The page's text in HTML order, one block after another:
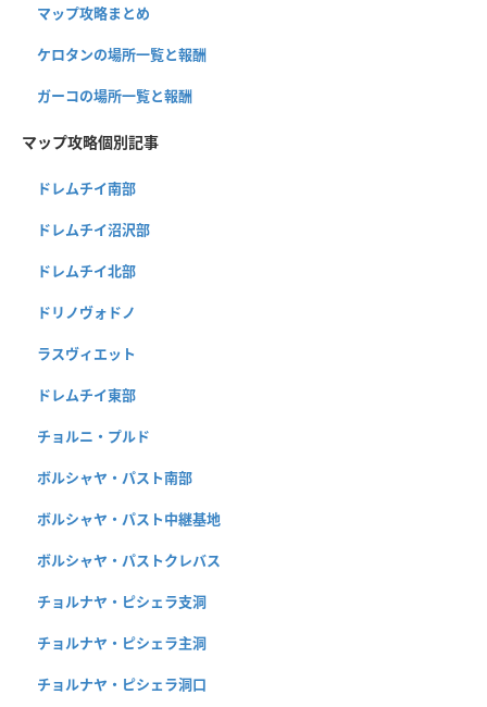
マップ攻略まとめ
ケロタンの場所一覧と報酬
ガーコの場所一覧と報酬
マップ攻略個別記事
ドレムチイ南部
ドレムチイ沼沢部
ドレムチイ北部
ドリノヴォドノ
ラスヴィエット
ドレムチイ東部
チョルニ・プルド
ボルシャヤ・パスト南部
ボルシャヤ・パスト中継基地
ボルシャヤ・パストクレバス
チョルナヤ・ピシェラ支洞
チョルナヤ・ピシェラ主洞
チョルナヤ・ピシェラ洞口